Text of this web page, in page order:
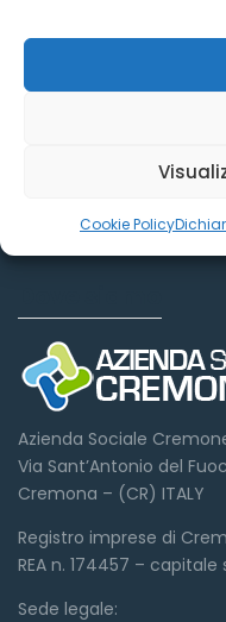
Cookie Policy
Azienda Sociale
Via Sant’Antonio del
Cremona – (CR) ITALY
Registro imprese di
REA n. 174457 –
Sede legale: